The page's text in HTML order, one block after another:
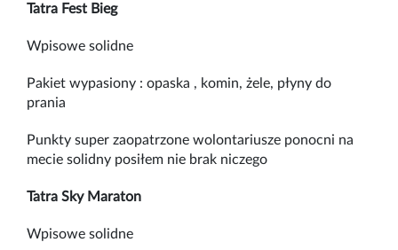
Tatra Fest Bieg
Wpisowe solidne
Pakiet wypasiony : opaska , komin, żele, płyny do
prania
Punkty super zaopatrzone wolontariusze ponocni na
mecie solidny posiłem nie brak niczego
Tatra Sky Maraton
Wpisowe solidne